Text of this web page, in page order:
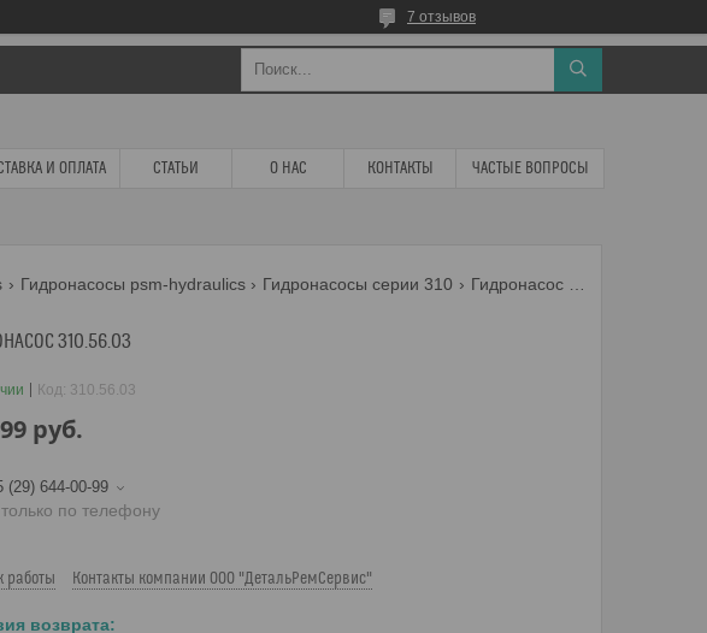
7 отзывов
И ОПЛАТА СТАТЬИ О НАС КОНТАКТЫ ЧАСТЫЕ ВОПРОСЫ
Гидронасосы psm-hydraulics Гидронасосы серии 310
310.56.03
Код: 310.56.03
руб.
(29) 644-00-99
только по телефону
работы Контакты компании ООО "ДетальРемСервис"